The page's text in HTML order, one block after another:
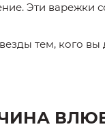
Эти варежки
тем, кого вы